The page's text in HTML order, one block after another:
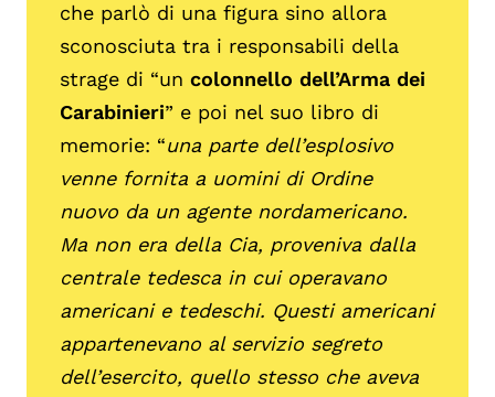
che parlò di una figura sino allora
sconosciuta tra i responsabili della
strage di “un colonnello dell’Arma dei
Carabinieri” e poi nel suo libro di
memorie: “una parte dell’esplosivo
venne fornita a uomini di Ordine
nuovo da un agente nordamericano.
Ma non era della Cia, proveniva dalla
centrale tedesca in cui operavano
americani e tedeschi. Questi americani
appartenevano al servizio segreto
dell’esercito, quello stesso che aveva